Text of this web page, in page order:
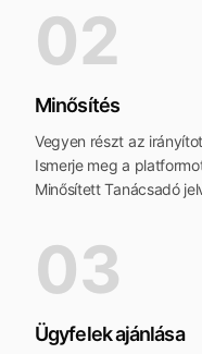
02
Minősítés
Vegyen részt az
Ismerje meg a
Minősített Tanácsadó
03
Ügyfelek ajánlása